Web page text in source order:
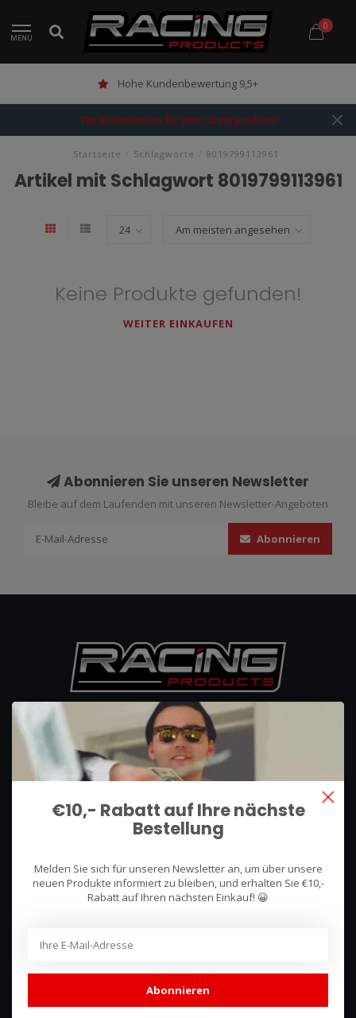
MENU
0
Hohe Kundenbewertung 9,5+
The best webshop for your racing products!
Startseite Schlagworte 8019799113961
Artikel mit Schlagwort 8019799113961
Keine Produkte gefunden!
WEITER EINKAUFEN
Abonnieren Sie unseren Newsletter
Bleibe auf dem Laufenden mit unseren Newsletter-Angeboten
Abonnieren
We use what we sell, that's the difference!
Hullerpad 13Q
6741 PA
Lunteren, Nederland
085 744 4602
shop@racing-products.com
Bewertungen
€10,- Rabatt auf Ihre nächste
Bestellung
Melden Sie sich für unseren Newsletter an, um über unsere
neuen Produkte informiert zu bleiben, und erhalten Sie €10,-
Rabatt auf Ihren nächsten Einkauf! 😀
Abonnieren